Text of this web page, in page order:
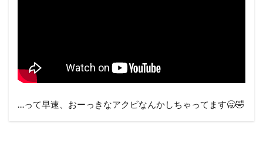
…って早速、おーっきなアクビなんかしちゃってます🥱🤣